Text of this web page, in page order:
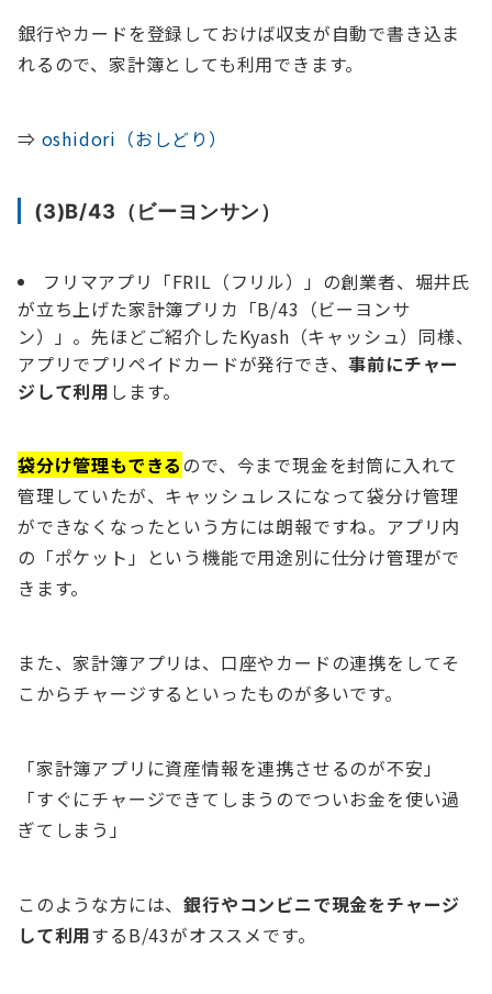
銀行やカードを登録しておけば収支が自動で書き込ま
れるので、家計簿としても利用できます。
⇒ oshidori（おしどり）
(3)B/43（ビーヨンサン）
フリマアプリ「FRIL（フリル）」の創業者、堀井氏
が立ち上げた家計簿プリカ「B/43（ビーヨンサ
ン）」。先ほどご紹介したKyash（キャッシュ）同様、
アプリでプリペイドカードが発行でき、事前にチャー
ジして利用 します。
袋分け管理もできるので、今まで現金を封筒に入れて
管理していたが、キャッシュレスになって袋分け管理
ができなくなったという方には朗報ですね。アプリ内
の「ポケット」という機能で用途別に仕分け管理がで
きます。
また、家計簿アプリは、口座やカードの連携をしてそ
こからチャージするといったものが多いです。
「家計簿アプリに資産情報を連携させるのが不安」
「すぐにチャージできてしまうのでついお金を使い過
ぎてしまう」
このような方には、銀行やコンビニで現金をチャージ
して利用するB/43がオススメです。